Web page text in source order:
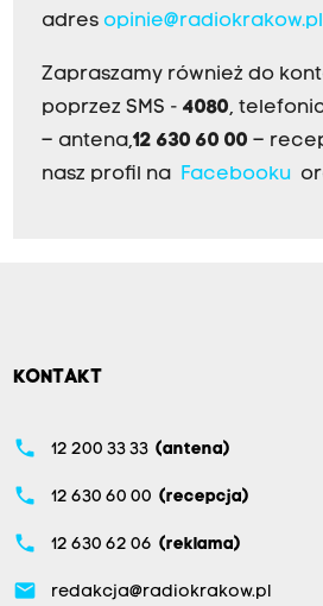
adres opinie@radiokrakow.pl
Zapraszamy również do
poprzez SMS - 4080,
– antena,12 630 60 00 –
nasz profil na
Facebooku
KONTAKT
phone 12 200 33 33 (antena)
phone 12 630 60 00 (recepcja)
phone 12 630 62 06 (reklama)
email redakcja@radiokrakow.pl